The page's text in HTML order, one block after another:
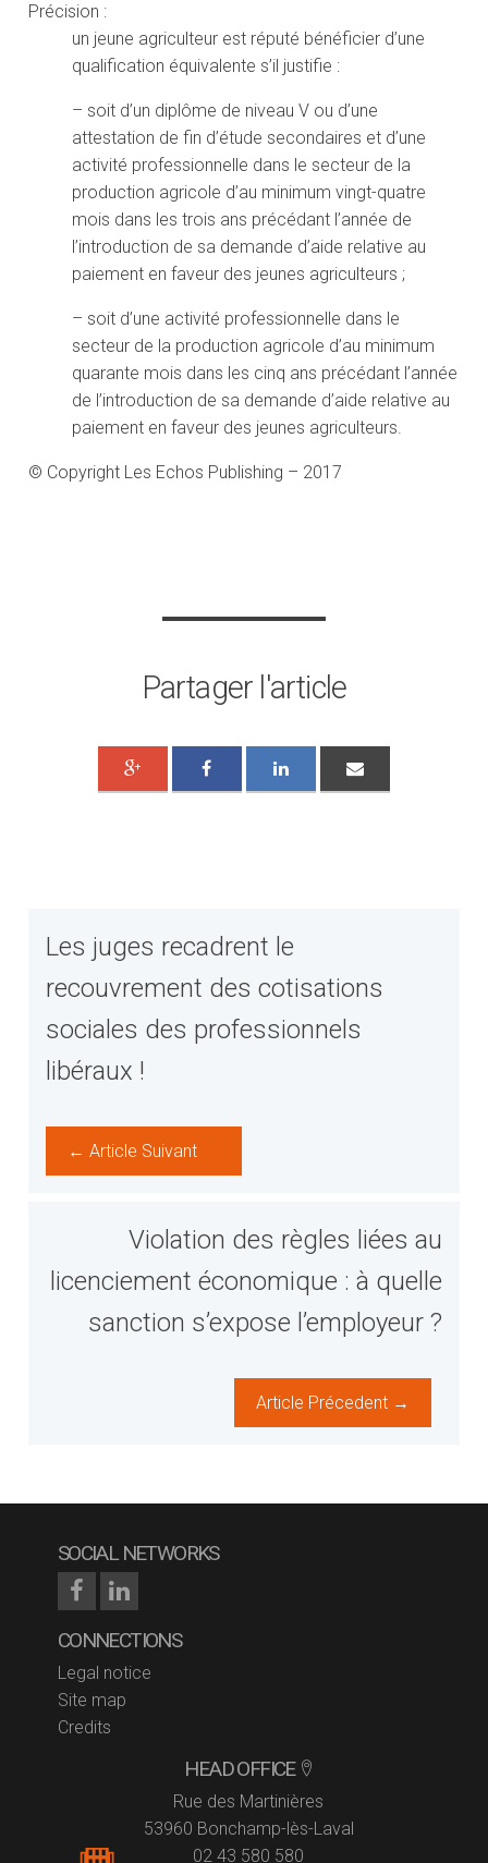
Précision :
un jeune agriculteur est réputé bénéficier d’une
qualification équivalente s’il justifie :
– soit d’un diplôme de niveau V ou d’une
attestation de fin d’étude secondaires et d’une
activité professionnelle dans le secteur de la
production agricole d’au minimum vingt-quatre
mois dans les trois ans précédant l’année de
l’introduction de sa demande d’aide relative au
paiement en faveur des jeunes agriculteurs ;
– soit d’une activité professionnelle dans le
secteur de la production agricole d’au minimum
quarante mois dans les cinq ans précédant l’année
de l’introduction de sa demande d’aide relative au
paiement en faveur des jeunes agriculteurs.
© Copyright Les Echos Publishing – 2017
Partager l'article
Les juges recadrent le
recouvrement des cotisations
sociales des professionnels
libéraux !
← Article Suivant
Violation des règles liées au
licenciement économique : à quelle
sanction s’expose l’employeur ?
Article Précedent →
SOCIAL NETWORKS
CONNECTIONS
Legal notice
Site map
Credits
HEAD OFFICE
Rue des Martinières
53960 Bonchamp-lès-Laval
02 43 580 580